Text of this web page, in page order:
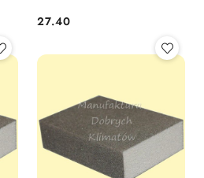
Cena:
27.40